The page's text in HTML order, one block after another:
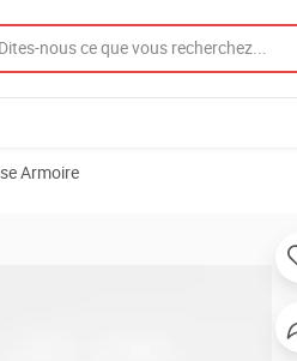
Armoire
hauteur confortable pour salle